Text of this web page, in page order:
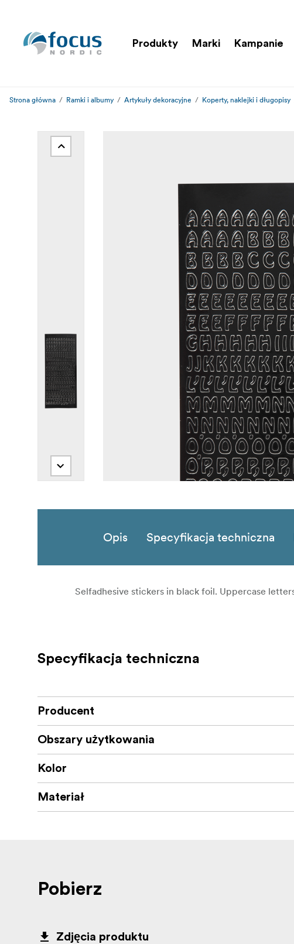
Produkty Marki Kampanie
Strona główna Ramki i albumy Artykuły dekoracyjne Koperty, naklejki i długopisy
Opis Specyfikacja techniczna
Selfadhesive stickers in black foil. Uppercase
Specyfikacja techniczna
Producent
Obszary użytkowania
Kolor
Materiał
Pobierz
Zdjęcia produktu